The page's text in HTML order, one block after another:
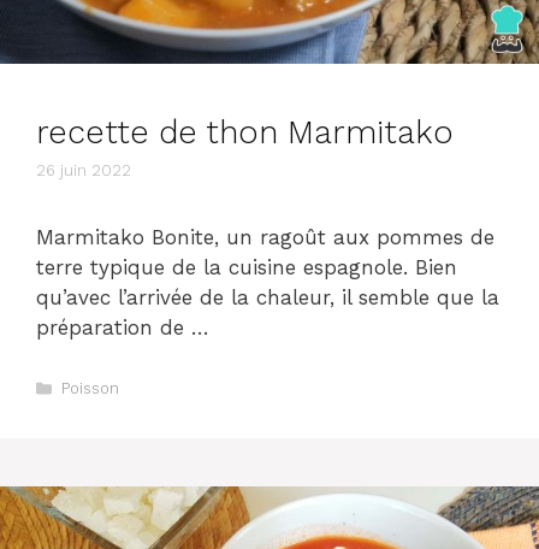
recette de thon Marmitako
26 juin 2022
Marmitako Bonite, un ragoût aux pommes de
terre typique de la cuisine espagnole. Bien
qu’avec l’arrivée de la chaleur, il semble que la
préparation de …
Catégories
Poisson